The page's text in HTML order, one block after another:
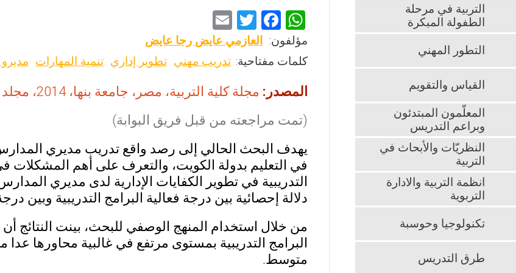
W
h
at
A
p
F
a
ce
o
o
k
T
wi
tt
er
m
ai
مؤلفون: العازمي عايض رجا عايض
كلمات مفتاحية: تدريب مهني تطوير إداري تنمية المهارات
المصدر: مجلة كلية التربية، مصر، جامعة بنها، 2014، مجلد 25، عدد 97، ص ص:417-451.
(تمت مراجعته من قبل فريق البوابة)
يهدف البحث الحالي إلى رصد واقع تدريب مديري
في التعليم بدولة الكويت، والتعرف على أهم المشكلات في
التدريبية في تطوير الكفايات الإدارية لدى مديري
دلالة إحصائية بين درجة فعالية البرامج التدريبية وبين
من خلال استخدام المنهج الوصفي للبحث، بينت النتائج
البرامج التدريبية بمستوى مرتفع في غالبية محاورها
متوسط.
التربية في مرحلة
الطفولة المبكرة
التطور المهني
القياس والتقويم
المعلّمون المبتدئون
وبراعم التدريس
النظريّات والأبحاث في
التربية
انظمة التربية والادارة
التربوية
تكنولوجيا وحوسبة
طرق التدريس